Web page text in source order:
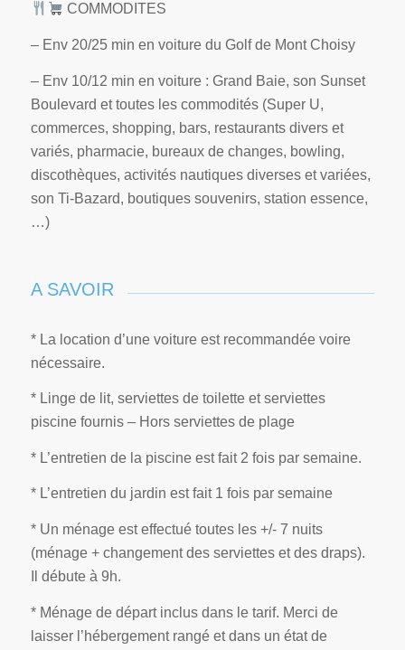
COMMODITES
– Env 20/25 min en voiture du Golf de Mont Choisy
– Env 10/12 min en voiture : Grand Baie, son Sunset
Boulevard et toutes les commodités (Super U,
commerces, shopping, bars, restaurants divers et
variés, pharmacie, bureaux de changes, bowling,
discothèques, activités nautiques diverses et variées,
son Ti-Bazard, boutiques souvenirs, station essence,
…)
A SAVOIR
* La location d’une voiture est recommandée voire
nécessaire.
* Linge de lit, serviettes de toilette et serviettes
piscine fournis – Hors serviettes de plage
* L’entretien de la piscine est fait 2 fois par semaine.
* L’entretien du jardin est fait 1 fois par semaine
* Un ménage est effectué toutes les +/- 7 nuits
(ménage + changement des serviettes et des draps).
Il débute à 9h.
* Ménage de départ inclus dans le tarif. Merci de
laisser l’hébergement rangé et dans un état de